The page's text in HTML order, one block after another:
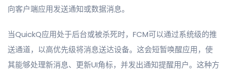
向客户端应用发送通知或数据消息。
当QuickQ应用处于后台或被杀死时，FCM可以通过系统级的推
送通道，以高优先级将消息送达设备。这会短暂唤醒应用，使
其能够处理新消息、更新UI角标，并发出通知提醒用户。这种方